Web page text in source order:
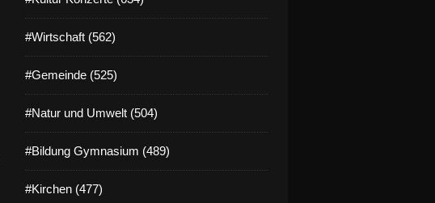
#Wirtschaft (562)
#Gemeinde (525)
#Natur und Umwelt (504)
#Bildung Gymnasium (489)
#Kirchen (477)